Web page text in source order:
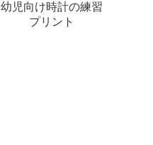
幼児向け時計の練習
プリント